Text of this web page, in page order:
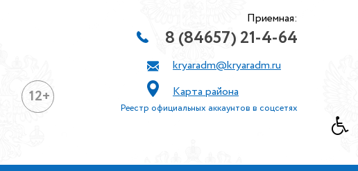
12+
Приемная:
8 (84657) 21-4-64
kryaradm@kryaradm.ru
Карта района
Реестр официальных аккаунтов в соцсетях